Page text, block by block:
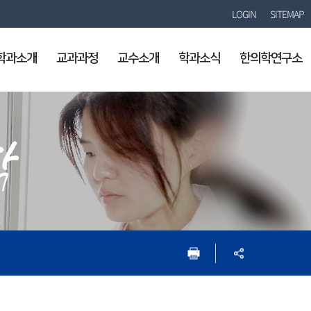
LOGIN SITEMAP
과소개 교과과정 교수소개 학과소식 한의학연구소